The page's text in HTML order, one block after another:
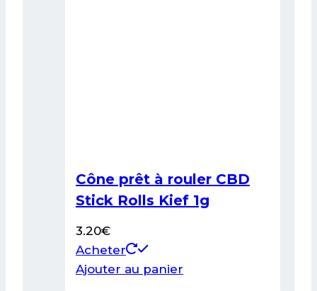
Cône prêt à rouler CBD
Stick Rolls Kief 1g
3.20€
Acheter
Ajouter au panier